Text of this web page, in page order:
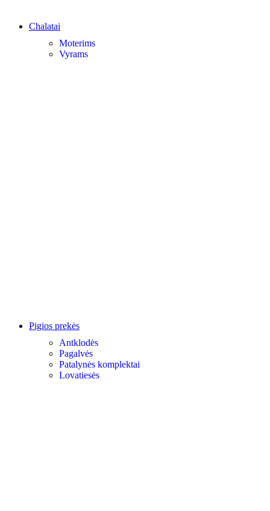
Chalatai
Moterims
Vyrams
Pigios prekės
Antklodės
Pagalvės
Patalynės komplektai
Lovatiesės